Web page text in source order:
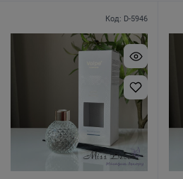
Код: D-5946